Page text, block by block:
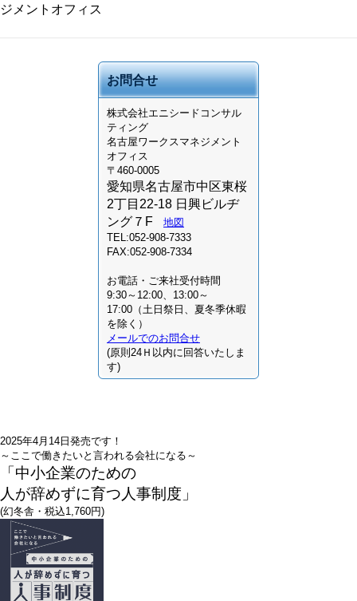
ジメントオフィス
お問合せ
株式会社エニシードコンサル
ティング
名古屋ワークスマネジメント
オフィス
〒460-0005
愛知県名古屋市中区東桜
2丁目22-18 日興ビルヂ
ング７F
地図
TEL:052-908-7333
FAX:052-908-7334
お電話・ご来社受付時間
9:30～12:00、13:00～
17:00（土日祭日、夏冬季休暇
を除く）
メールでのお問合せ
(原則24Ｈ以内に回答いたしま
す)
2025年4月14日発売です！
～ここで働きたいと言われる会社になる～
「中小企業のための
人が辞めずに育つ人事制度」
(幻冬舎・税込1,760円)